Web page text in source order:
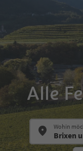
Alle
Wohin